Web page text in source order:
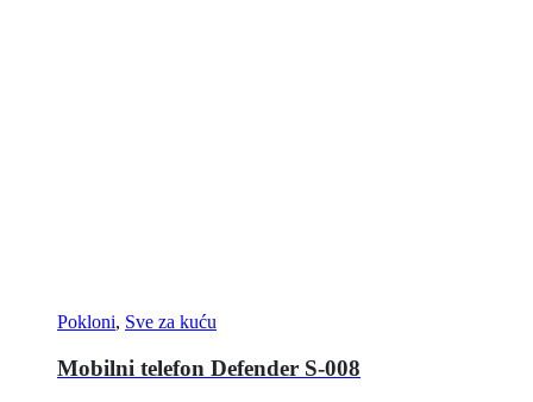
Pokloni, Sve za kuću
Mobilni telefon Defender S-008